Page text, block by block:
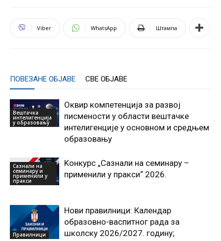
Viber WhatsApp Штампа
ПОВЕЗАНЕ ОБЈАВЕ СВЕ ОБЈАВЕ
Вештачка
интелигенција
у образовању
Оквир компетенција за развој
писмености у области вештачке
интелигенције у основном и средњем
образовању
Сазнали на
семинару и
применили у
пракси
Kонкурс „Сазнали на семинару –
применили у пракси“ 2026.
Правилници
Нови правилници: Календар
образовно-васпитног рада за
школску 2026/2027. годину;